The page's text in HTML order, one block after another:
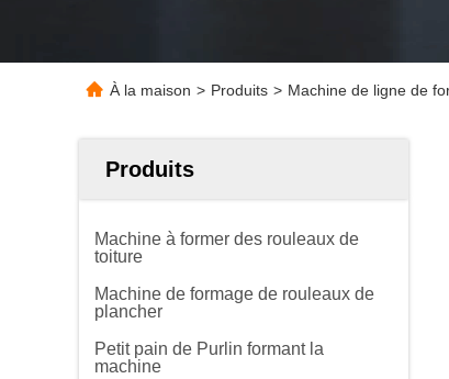
À la maison > Produits > Machine de ligne de
Produits
Machine à former des rouleaux de
toiture
Machine de formage de rouleaux de
plancher
Petit pain de Purlin formant la
machine